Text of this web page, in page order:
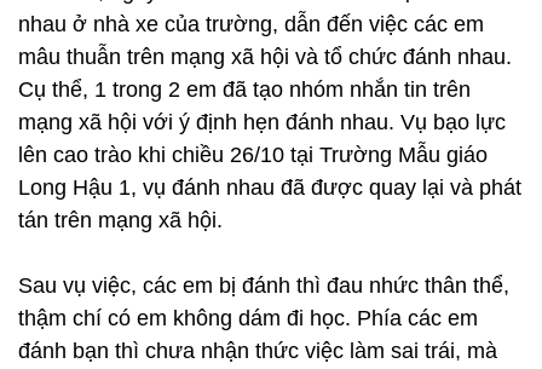
nhau ở nhà xe của trường, dẫn đến việc các em
mâu thuẫn trên mạng xã hội và tổ chức đánh nhau.
Cụ thể, 1 trong 2 em đã tạo nhóm nhắn tin trên
mạng xã hội với ý định hẹn đánh nhau. Vụ bạo lực
lên cao trào khi chiều 26/10 tại Trường Mẫu giáo
Long Hậu 1, vụ đánh nhau đã được quay lại và phát
tán trên mạng xã hội.
Sau vụ việc, các em bị đánh thì đau nhức thân thể,
thậm chí có em không dám đi học. Phía các em
đánh bạn thì chưa nhận thức việc làm sai trái, mà